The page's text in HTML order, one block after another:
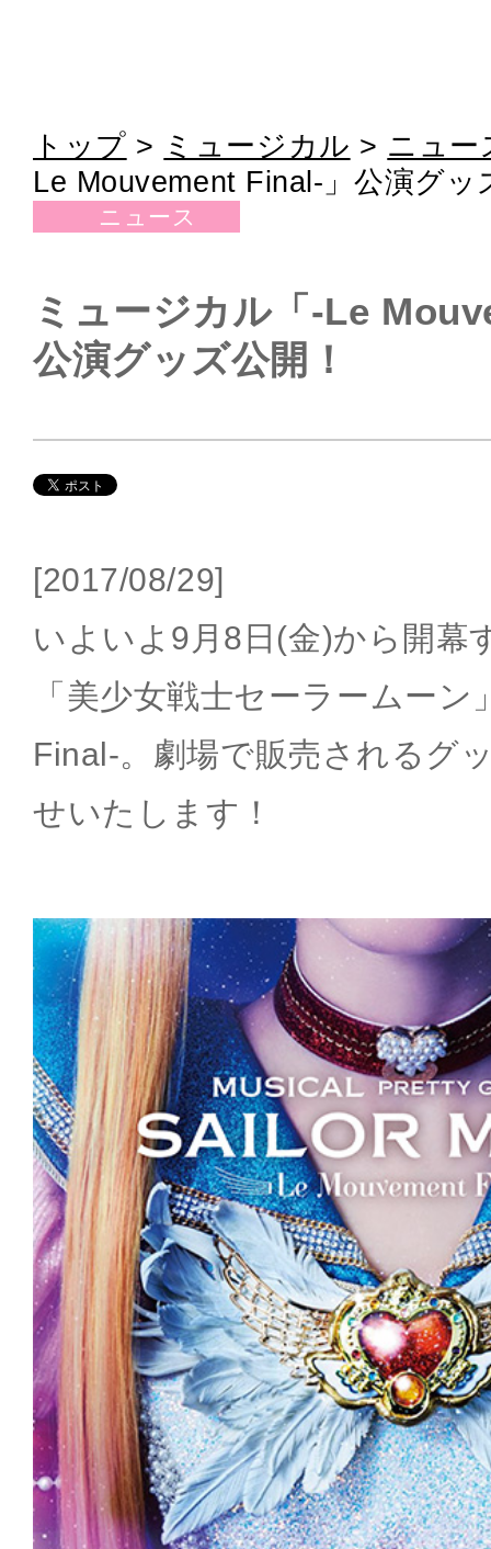
トップ > ミュージカル > ニュー
Le Mouvement Final-」公演グッ
ニュース
ミュージカル「-Le
公演グッズ公開！
[2017/08/29]
いよいよ9月8日(金)から開幕
「美少女戦士セーラームー
Final-。劇場で販売されるグ
せいたします！